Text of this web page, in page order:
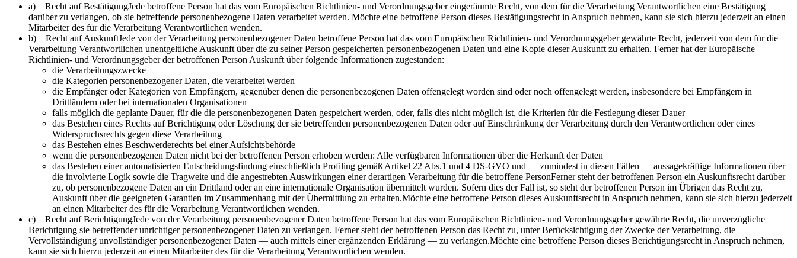
a) Recht auf BestätigungJede betroffene Person hat das vom Europäischen Richtlinien- und Verordnungsgeber eingeräumte Recht, von dem für die Verarbeitung Verantwortlichen eine Bestätigung
darüber zu verlangen, ob sie betreffende personenbezogene Daten verarbeitet werden. Möchte eine betroffene Person dieses Bestätigungsrecht in Anspruch nehmen, kann sie sich hierzu jederzeit an einen
Mitarbeiter des für die Verarbeitung Verantwortlichen wenden.
b) Recht auf AuskunftJede von der Verarbeitung personenbezogener Daten betroffene Person hat das vom Europäischen Richtlinien- und Verordnungsgeber gewährte Recht, jederzeit von dem für die
Verarbeitung Verantwortlichen unentgeltliche Auskunft über die zu seiner Person gespeicherten personenbezogenen Daten und eine Kopie dieser Auskunft zu erhalten. Ferner hat der Europäische
Richtlinien- und Verordnungsgeber der betroffenen Person Auskunft über folgende Informationen zugestanden:
die Verarbeitungszwecke
die Kategorien personenbezogener Daten, die verarbeitet werden
die Empfänger oder Kategorien von Empfängern, gegenüber denen die personenbezogenen Daten offengelegt worden sind oder noch offengelegt werden, insbesondere bei Empfängern in
Drittländern oder bei internationalen Organisationen
falls möglich die geplante Dauer, für die die personenbezogenen Daten gespeichert werden, oder, falls dies nicht möglich ist, die Kriterien für die Festlegung dieser Dauer
das Bestehen eines Rechts auf Berichtigung oder Löschung der sie betreffenden personenbezogenen Daten oder auf Einschränkung der Verarbeitung durch den Verantwortlichen oder eines
Widerspruchsrechts gegen diese Verarbeitung
das Bestehen eines Beschwerderechts bei einer Aufsichtsbehörde
wenn die personenbezogenen Daten nicht bei der betroffenen Person erhoben werden: Alle verfügbaren Informationen über die Herkunft der Daten
das Bestehen einer automatisierten Entscheidungsfindung einschließlich Profiling gemäß Artikel 22 Abs.1 und 4 DS-GVO und — zumindest in diesen Fällen — aussagekräftige Informationen über
die involvierte Logik sowie die Tragweite und die angestrebten Auswirkungen einer derartigen Verarbeitung für die betroffene PersonFerner steht der betroffenen Person ein Auskunftsrecht darüber
zu, ob personenbezogene Daten an ein Drittland oder an eine internationale Organisation übermittelt wurden. Sofern dies der Fall ist, so steht der betroffenen Person im Übrigen das Recht zu,
Auskunft über die geeigneten Garantien im Zusammenhang mit der Übermittlung zu erhalten.Möchte eine betroffene Person dieses Auskunftsrecht in Anspruch nehmen, kann sie sich hierzu jederzeit
an einen Mitarbeiter des für die Verarbeitung Verantwortlichen wenden.
c) Recht auf BerichtigungJede von der Verarbeitung personenbezogener Daten betroffene Person hat das vom Europäischen Richtlinien- und Verordnungsgeber gewährte Recht, die unverzügliche
Berichtigung sie betreffender unrichtiger personenbezogener Daten zu verlangen. Ferner steht der betroffenen Person das Recht zu, unter Berücksichtigung der Zwecke der Verarbeitung, die
Vervollständigung unvollständiger personenbezogener Daten — auch mittels einer ergänzenden Erklärung — zu verlangen.Möchte eine betroffene Person dieses Berichtigungsrecht in Anspruch nehmen,
kann sie sich hierzu jederzeit an einen Mitarbeiter des für die Verarbeitung Verantwortlichen wenden.